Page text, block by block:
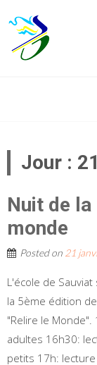
to
content
Jour :
Nuit de
monde
Posted on 21
L'école de
la 5ème édition
"Relire le
adultes 16h30:
petits 17h: